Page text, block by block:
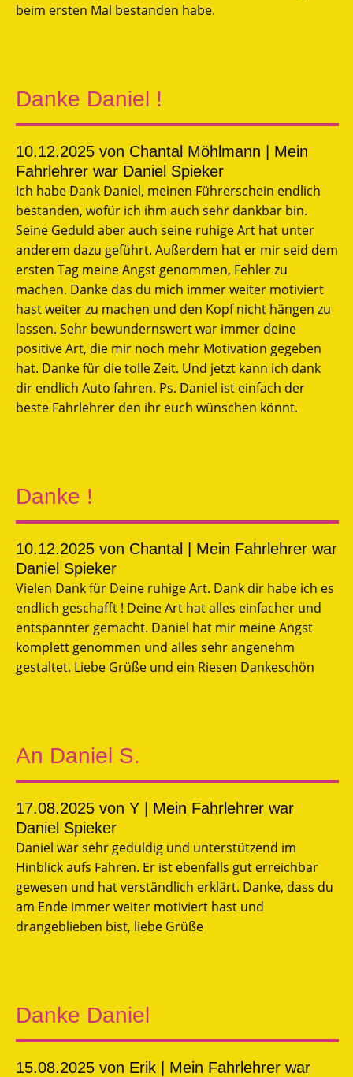
beim ersten Mal bestanden habe.
Danke Daniel !
10.12.2025 von Chantal Möhlmann | Mein
Fahrlehrer war Daniel Spieker
Ich habe Dank Daniel, meinen Führerschein endlich
bestanden, wofür ich ihm auch sehr dankbar bin.
Seine Geduld aber auch seine ruhige Art hat unter
anderem dazu geführt. Außerdem hat er mir seid dem
ersten Tag meine Angst genommen, Fehler zu
machen. Danke das du mich immer weiter motiviert
hast weiter zu machen und den Kopf nicht hängen zu
lassen. Sehr bewundernswert war immer deine
positive Art, die mir noch mehr Motivation gegeben
hat. Danke für die tolle Zeit. Und jetzt kann ich dank
dir endlich Auto fahren. Ps. Daniel ist einfach der
beste Fahrlehrer den ihr euch wünschen könnt.
Danke !
10.12.2025 von Chantal | Mein Fahrlehrer war
Daniel Spieker
Vielen Dank für Deine ruhige Art. Dank dir habe ich es
endlich geschafft ! Deine Art hat alles einfacher und
entspannter gemacht. Daniel hat mir meine Angst
komplett genommen und alles sehr angenehm
gestaltet. Liebe Grüße und ein Riesen Dankeschön
An Daniel S.
17.08.2025 von Y | Mein Fahrlehrer war
Daniel Spieker
Daniel war sehr geduldig und unterstützend im
Hinblick aufs Fahren. Er ist ebenfalls gut erreichbar
gewesen und hat verständlich erklärt. Danke, dass du
am Ende immer weiter motiviert hast und
drangeblieben bist, liebe Grüße
Danke Daniel
15.08.2025 von Erik | Mein Fahrlehrer war